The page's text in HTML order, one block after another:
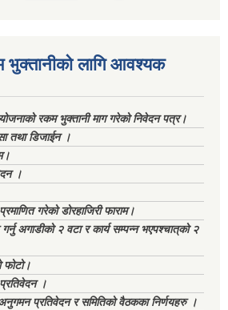
भुक्तानीको लागि आवश्यक
रकम भुक्तानी माग गरेको निवेदन पत्र।
तथा डिजाईन ।
।
गरेको डोरहाजिरी फाराम।
अगाडीको २ वटा र कार्य सम्पन्न भएपश्चात्‌को २
फोटो।
प्रतिवेदन ।
प्रतिवेदन र समितिको वैठकका निर्णयहरु ।